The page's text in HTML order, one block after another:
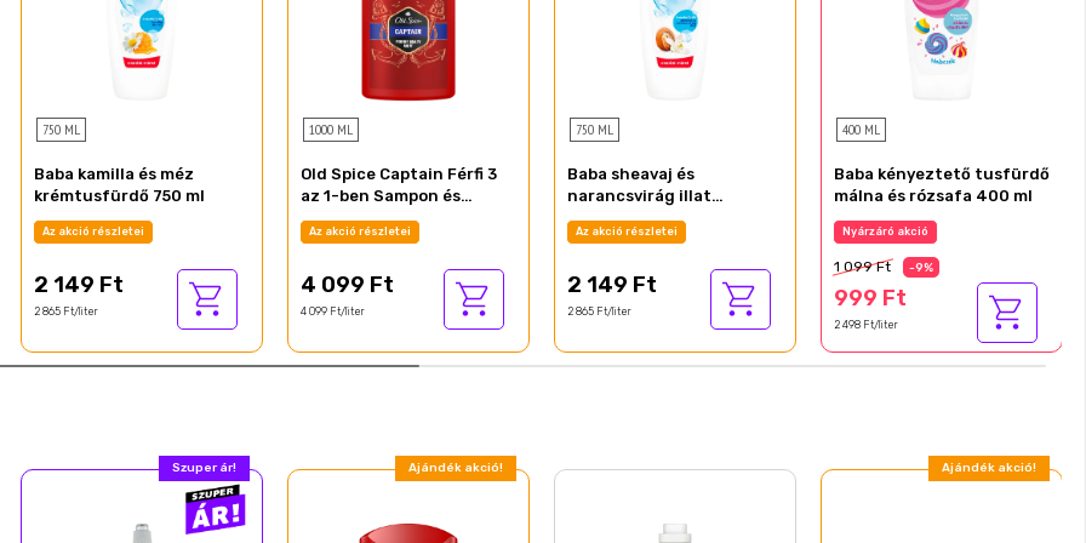
750 ML
Baba kamilla és méz
krémtusfürdő 750 ml
Az akció részletei
2 149 Ft
2 865 Ft/liter
1000 ML
Old Spice Captain Férfi 3
az 1-ben Sampon és
Tusfürdő, 1000 ml
Az akció részletei
4 099 Ft
4 099 Ft/liter
750 ML
Baba sheavaj és
narancsvirág illat
krémtusfürdő 750 ml
Az akció részletei
2 149 Ft
2 865 Ft/liter
400 ML
Baba kényeztető tusfürdő
málna és rózsafa 400 ml
Nyárzáró akció
1 099 Ft -9%
999 Ft
2 498 Ft/liter
Szuper ár! Ajándék akció! Ajándék akció!